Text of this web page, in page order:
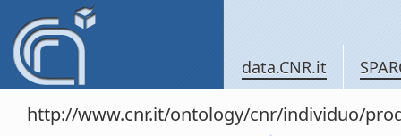
data.CNR.it
http://www.cnr.it/ontology/cnr/individuo/